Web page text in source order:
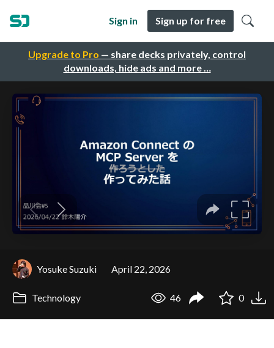
Upgrade to Pro — share decks privately, control
downloads, hide ads and more …
Sign in Sign up for free
Yosuke Suzuki April 22, 2026
Technology 46 0